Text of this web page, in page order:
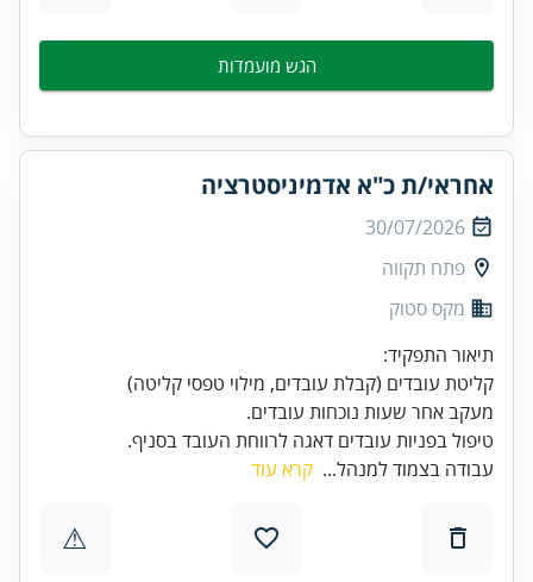
הגש מועמדות
אחראי/ת כ"א אדמיניסטרציה
30/07/2026
פתח תקווה
מקס סטוק
טיפול בפניות עובדים דאגה לרווחת העובד בסניף.
עבודה בצמוד למנהל... קרא עוד
⚠